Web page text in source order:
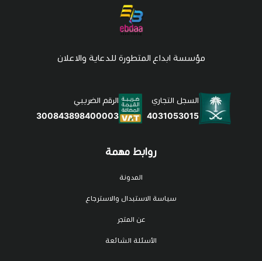
روابط مهمة
المدونة
سياسة الاستبدال والاسترجاع
عن المتجر
الأسئلة الشائعة
مؤسسة ابداع المتطورة للدعاية والاعلان
السجل التجاري
4031053015
الرقم الضريبي
300843898400003